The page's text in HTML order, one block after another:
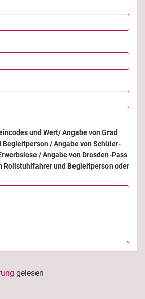
und Wert/ Angabe von Grad
Begleitperson / Angabe von Schüler-
/ Angabe von Dresden-Pass
Rollstuhlfahrer und Begleitperson oder
gelesen